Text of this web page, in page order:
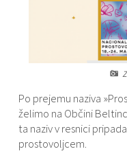
Po prejemu naziva
želimo na Občini
ta naziv v resnici
prostovoljcem.